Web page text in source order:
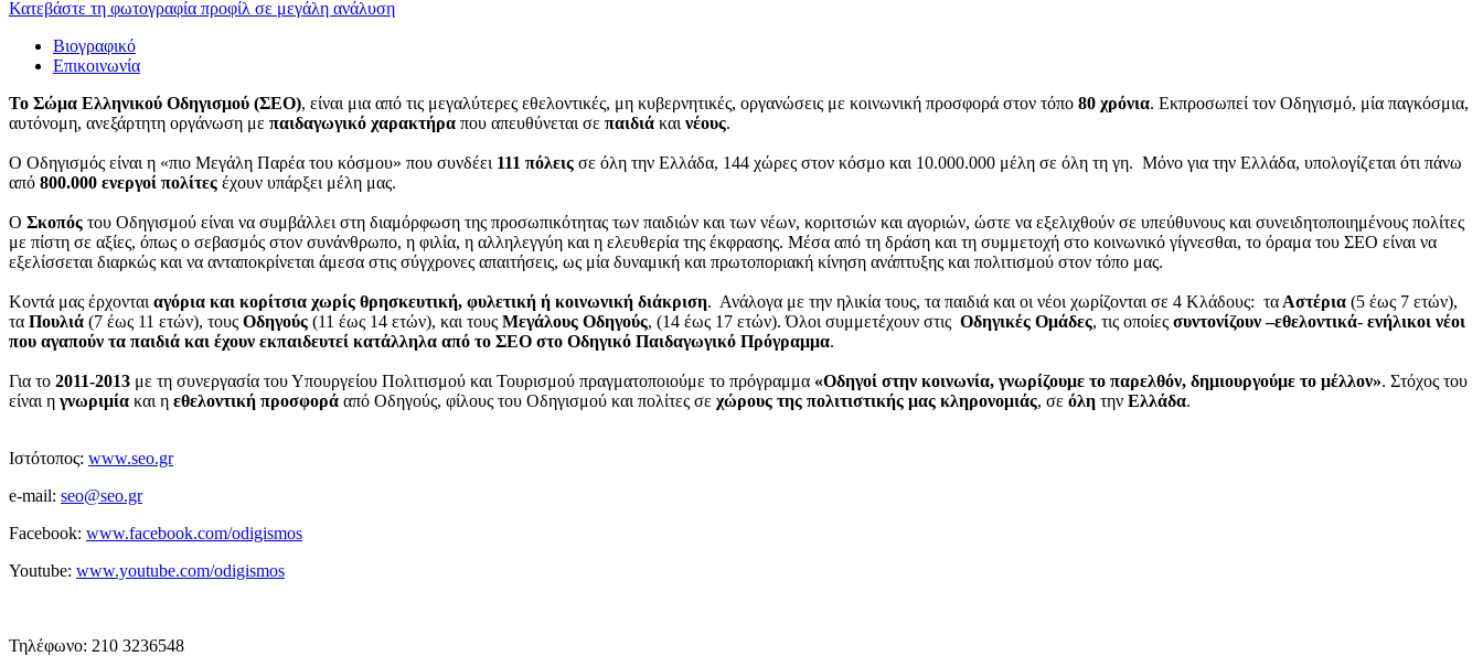
Κατεβάστε τη φωτογραφία προφίλ σε μεγάλη ανάλυση
Βιογραφικό
Επικοινωνία
Το Σώμα Ελληνικού Οδηγισμού (ΣΕΟ), είναι μια από τις μεγαλύτερες εθελοντικές, μη κυβερνητικές, οργανώσεις με κοινωνική προσφορά στον τόπο 80 χρόνια. Εκπροσωπεί τον Οδηγισμό, μία παγκόσμια,
αυτόνομη, ανεξάρτητη οργάνωση με παιδαγωγικό χαρακτήρα που απευθύνεται σε παιδιά και νέους.
Ο Οδηγισμός είναι η «πιο Μεγάλη Παρέα του κόσμου» που συνδέει 111 πόλεις σε όλη την Ελλάδα, 144 χώρες στον κόσμο και 10.000.000 μέλη σε όλη τη γη. Μόνο για την Ελλάδα, υπολογίζεται ότι πάνω
από 800.000 ενεργοί πολίτες έχουν υπάρξει μέλη μας.
Ο Σκοπός του Οδηγισμού είναι να συμβάλλει στη διαμόρφωση της προσωπικότητας των παιδιών και των νέων, κοριτσιών και αγοριών, ώστε να εξελιχθούν σε υπεύθυνους και συνειδητοποιημένους πολίτες
με πίστη σε αξίες, όπως ο σεβασμός στον συνάνθρωπο, η φιλία, η αλληλεγγύη και η ελευθερία της έκφρασης. Μέσα από τη δράση και τη συμμετοχή στο κοινωνικό γίγνεσθαι, το όραμα του ΣΕΟ είναι να
εξελίσσεται διαρκώς και να ανταποκρίνεται άμεσα στις σύγχρονες απαιτήσεις, ως μία δυναμική και πρωτοποριακή κίνηση ανάπτυξης και πολιτισμού στον τόπο μας.
Κοντά μας έρχονται αγόρια και κορίτσια χωρίς θρησκευτική, φυλετική ή κοινωνική διάκριση. Ανάλογα με την ηλικία τους, τα παιδιά και οι νέοι χωρίζονται σε 4 Κλάδους: τα Αστέρια (5 έως 7 ετών),
τα Πουλιά (7 έως 11 ετών), τους Οδηγούς (11 έως 14 ετών), και τους Μεγάλους Οδηγούς, (14 έως 17 ετών). Όλοι συμμετέχουν στις Οδηγικές Ομάδες, τις οποίες συντονίζουν –εθελοντικά- ενήλικοι νέοι
που αγαπούν τα παιδιά και έχουν εκπαιδευτεί κατάλληλα από το ΣΕΟ στο Οδηγικό Παιδαγωγικό Πρόγραμμα.
Για το 2011-2013 με τη συνεργασία του Υπουργείου Πολιτισμού και Τουρισμού πραγματοποιούμε το πρόγραμμα «Οδηγοί στην κοινωνία, γνωρίζουμε το παρελθόν, δημιουργούμε το μέλλον». Στόχος του
είναι η γνωριμία και η εθελοντική προσφορά από Οδηγούς, φίλους του Οδηγισμού και πολίτες σε χώρους της πολιτιστικής μας κληρονομιάς, σε όλη την Ελλάδα.
Ιστότοπος: www.seo.gr
e-mail: seo@seo.gr
Facebook: www.facebook.com/odigismos
Youtube: www.youtube.com/odigismos
Τηλέφωνο: 210 3236548